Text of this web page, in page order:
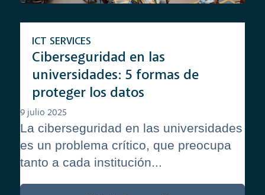
Ciberseguridad en las
universidades: 5 formas de
proteger los datos
ICT SERVICES
9 julio 2025
La ciberseguridad en las universidades
es un problema crítico, que preocupa
tanto a cada institución...